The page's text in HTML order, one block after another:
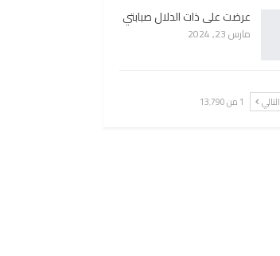
عرضت على ذات الدلال صبابتي
مارس 23, 2024
التالي 1 من 13٬790